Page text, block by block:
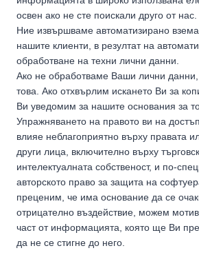
освен ако не сте поискали друго от нас.
Ние извършваме автоматизирано
нашите клиенти, в резултат на
обработване на техни лични данни.
Ако не обработваме Ваши лични
това. Ако отхвърлим искането Ви за
Ви уведомим за нашите основания за
Упражняването на правото ви на
влияе неблагоприятно върху правата
други лица, включително върху
интелектуалната собственост, и по-
авторското право за защита на
преценим, че има основание да се
отрицателно въздействие, можем
част от информацията, която ще Ви
да не се стигне до него.